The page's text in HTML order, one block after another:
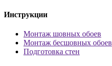
Инструкции
Монтаж шовных обоев
Монтаж бесшовных обоев
Подготовка стен